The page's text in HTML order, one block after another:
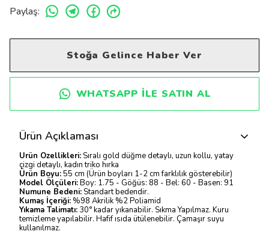
Paylaş:
Stoğa Gelince Haber Ver
WHATSAPP ILE SATIN AL
Ürün Açıklaması
Ürün Özellikleri: Sıralı gold düğme detaylı, uzun kollu, yatay
çizgi detaylı, kadın triko hırka
Ürün Boyu:55 cm (Ürün boyları 1-2 cm farklılık gösterebilir)
Model Ölçüleri:Boy: 1.75 - Göğüs: 88 - Bel: 60 - Basen: 91
Numune Bedeni: Standart bedendir.
Kumaş İçeriği: %98 Akrilik %2 Poliamid
Yıkama Talimatı:30° kadar yıkanabilir. Sıkma Yapılmaz. Kuru
temizleme yapılabilir. Hafif ısıda ütülenebilir. Çamaşır suyu
kullanılmaz.